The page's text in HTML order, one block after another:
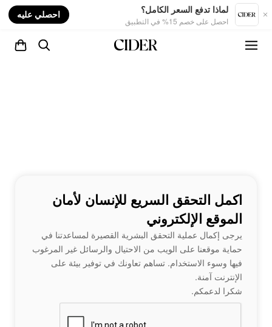
لماذا تدفع السعر الكامل؟
احصل على خصم 15% في التطبيق
احصلي عليه
اكمل التحقق السريع للإنسان لأمان
الموقع الإلكتروني
يرجى إكمال عملية التحقق البشرية القصيرة لمساعدتنا في
حماية موقعنا على الويب من الاحتيال والرسائل غير المرغوب
فيها وسوء الاستخدام. تساهم تعاونك في توفير بيئة على
الإنترنت آمنة.
شكرا لدعمكم.